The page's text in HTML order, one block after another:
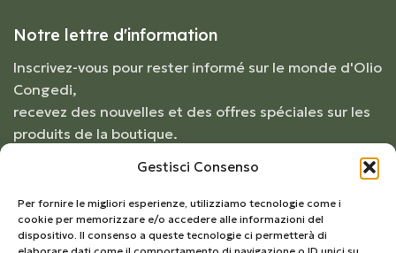
Gestisci Consenso
Per fornire le migliori esperienze, utilizziamo tecnologie come i
cookie per memorizzare e/o accedere alle informazioni del
dispositivo. Il consenso a queste tecnologie ci permetterà di
Notre lettre d'information
Inscrivez-vous pour rester informé sur le monde d'Olio
Congedi,
recevez des nouvelles et des offres spéciales sur les
produits de la boutique.